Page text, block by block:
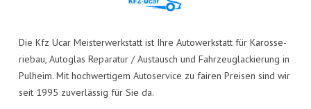
Die Kfz Ucar Meis­ter­werk­statt ist Ihre Auto­werk­statt für Karos­se­
rie­bau, Auto­glas Repa­ra­tur / Aus­tausch und Fahr­zeug­la­ckie­rung in
Pul­heim. Mit hoch­wer­ti­gem Auto­ser­vice zu fai­ren Prei­sen sind wir
seit 1995 zuver­läs­sig für Sie da.